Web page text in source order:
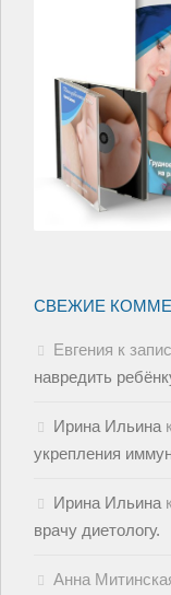
СВЕЖИЕ
Евгения к
навредить
Ирина Ильина
укрепления
Ирина Ильина
врачу диетологу.
Анна